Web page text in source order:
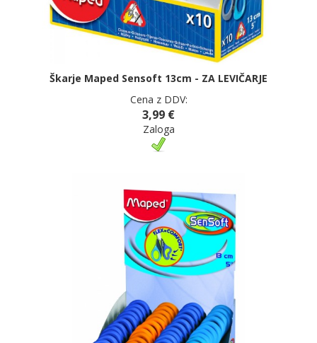
Škarje Maped Sensoft 13cm - ZA LEVIČARJE
Cena z DDV:
3,99 €
Zaloga